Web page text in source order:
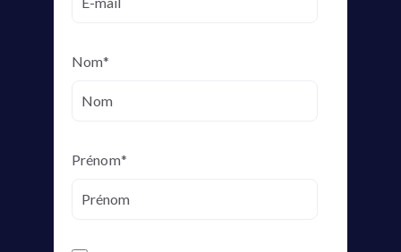
Nom*
Prénom*